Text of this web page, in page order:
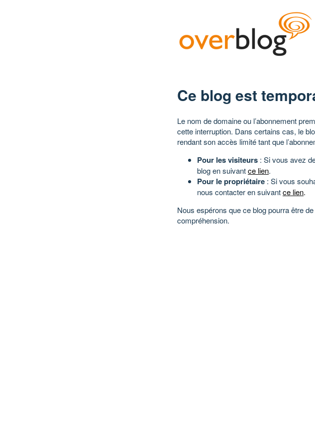
Ce blog est
Le nom de domaine ou l’abonnement
cette interruption. Dans certains cas, le
rendant son accès limité tant que
Pour les visiteurs : Si vous avez
blog en suivantce lien.
Pour le propriétaire : Si vous
nous contacter en suivantce lien.
Nous espérons que ce blog pourra être
compréhension.